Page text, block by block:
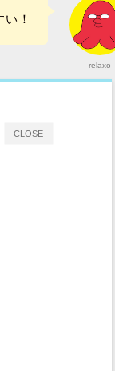
relaxo
！
CLOSE